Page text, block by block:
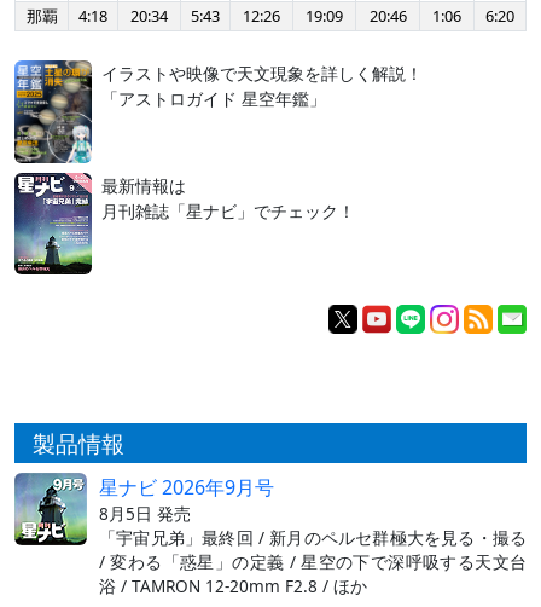
那覇
4:18 20:34 5:43 12:26 19:09 20:46 1:06 6:20
イラストや映像で天文現象を詳しく解説！
「アストロガイド 星空年鑑」
最新情報は
月刊雑誌「星ナビ」でチェック！
製品情報
星ナビ 2026年9月号
8月5日 発売
「宇宙兄弟」最終回 / 新月のペルセ群極大を見る・撮る
/ 変わる「惑星」の定義 / 星空の下で深呼吸する天文台
浴 / TAMRON 12-20mm F2.8 / ほか